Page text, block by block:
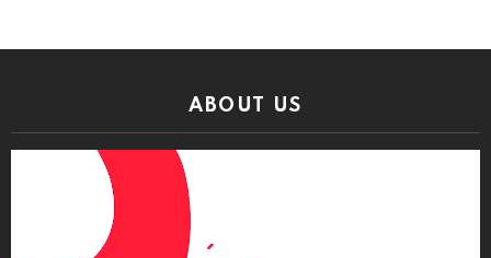
ABOUT US